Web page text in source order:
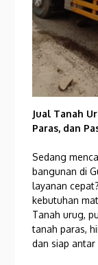
Jual Tanah
Paras, dan
Sedang
bangunan di
layanan
kebutuhan
Tanah urug,
tanah paras,
dan siap antar